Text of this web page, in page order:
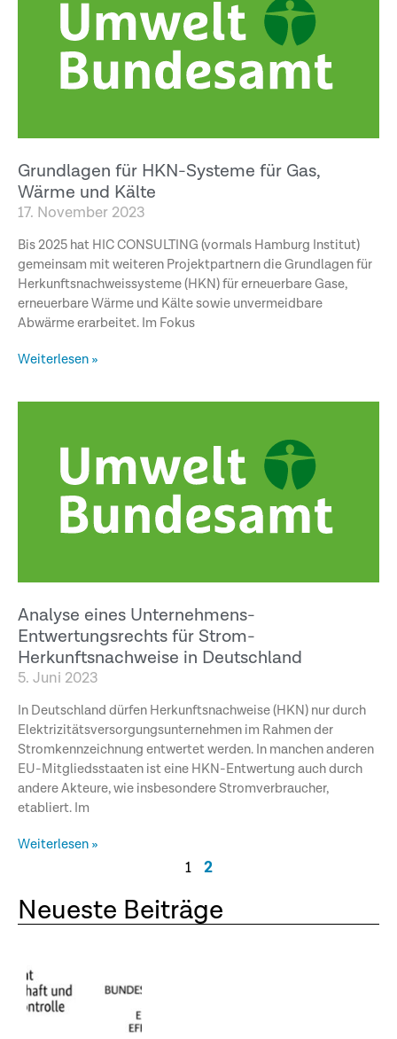
Grundlagen für HKN-Systeme für Gas,
Wärme und Kälte
17. November 2023
Bis 2025 hat HIC CONSULTING (vormals Hamburg Institut)
gemeinsam mit weiteren Projektpartnern die Grundlagen für
Herkunftsnachweissysteme (HKN) für erneuerbare Gase,
erneuerbare Wärme und Kälte sowie unvermeidbare
Abwärme erarbeitet. Im Fokus
Weiterlesen »
Analyse eines Unternehmens-
Entwertungsrechts für Strom-
Herkunftsnachweise in Deutschland
5. Juni 2023
In Deutschland dürfen Herkunftsnachweise (HKN) nur durch
Elektrizitätsversorgungsunternehmen im Rahmen der
Stromkennzeichnung entwertet werden. In manchen anderen
EU-Mitgliedsstaaten ist eine HKN-Entwertung auch durch
andere Akteure, wie insbesondere Stromverbraucher,
etabliert. Im
Weiterlesen »
1 2
Neueste Beiträge